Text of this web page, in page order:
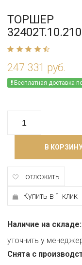
ТОРШЕР
247 331 руб.
Бесплатная доставка
В
отложить
Купить в 1 клик
Наличие на складе:
уточнить у
Снята с